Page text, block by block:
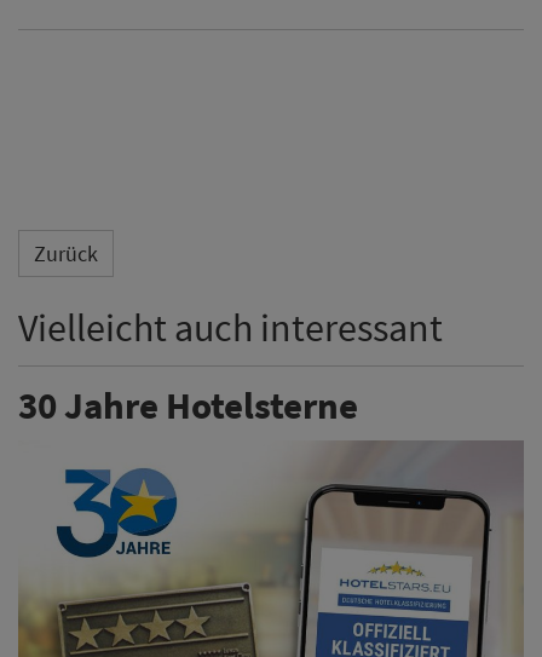
Zurück
Vielleicht auch interessant
30 Jahre Hotelsterne